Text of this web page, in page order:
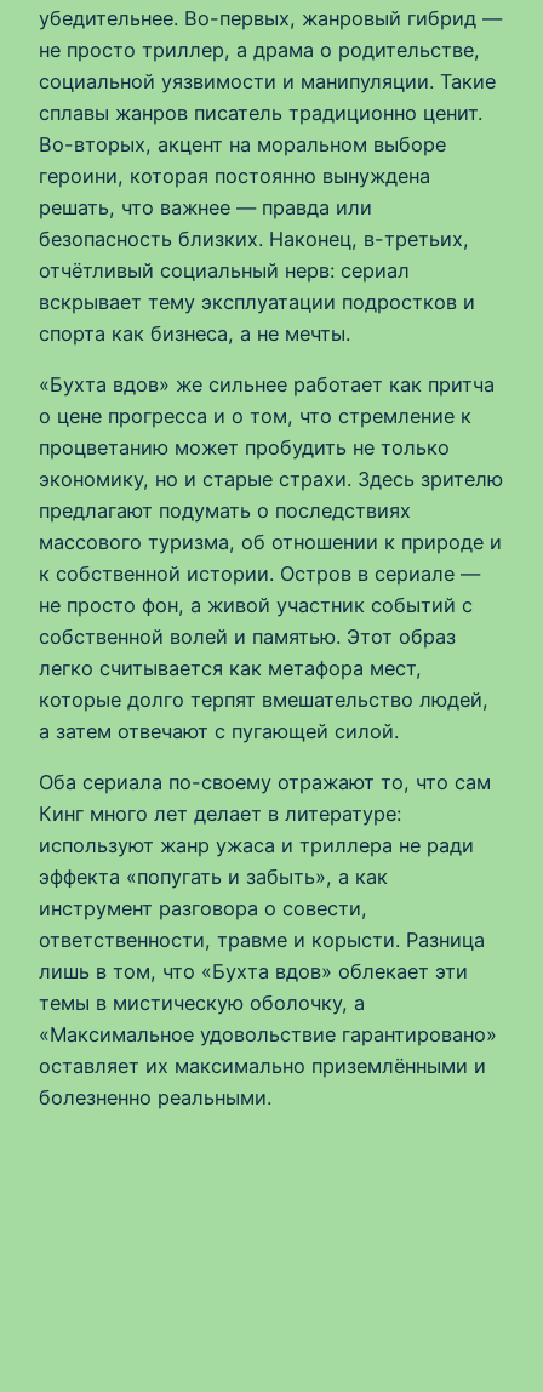
убедительнее. Во-первых, жанровый гибрид —
не просто триллер, а драма о родительстве,
социальной уязвимости и манипуляции. Такие
сплавы жанров писатель традиционно ценит.
Во-вторых, акцент на моральном выборе
героини, которая постоянно вынуждена
решать, что важнее — правда или
безопасность близких. Наконец, в-третьих,
отчётливый социальный нерв: сериал
вскрывает тему эксплуатации подростков и
спорта как бизнеса, а не мечты.
«Бухта вдов» же сильнее работает как притча
о цене прогресса и о том, что стремление к
процветанию может пробудить не только
экономику, но и старые страхи. Здесь зрителю
предлагают подумать о последствиях
массового туризма, об отношении к природе и
к собственной истории. Остров в сериале —
не просто фон, а живой участник событий с
собственной волей и памятью. Этот образ
легко считывается как метафора мест,
которые долго терпят вмешательство людей,
а затем отвечают с пугающей силой.
Оба сериала по-своему отражают то, что сам
Кинг много лет делает в литературе:
используют жанр ужаса и триллера не ради
эффекта «попугать и забыть», а как
инструмент разговора о совести,
ответственности, травме и корысти. Разница
лишь в том, что «Бухта вдов» облекает эти
темы в мистическую оболочку, а
«Максимальное удовольствие гарантировано»
оставляет их максимально приземлёнными и
болезненно реальными.